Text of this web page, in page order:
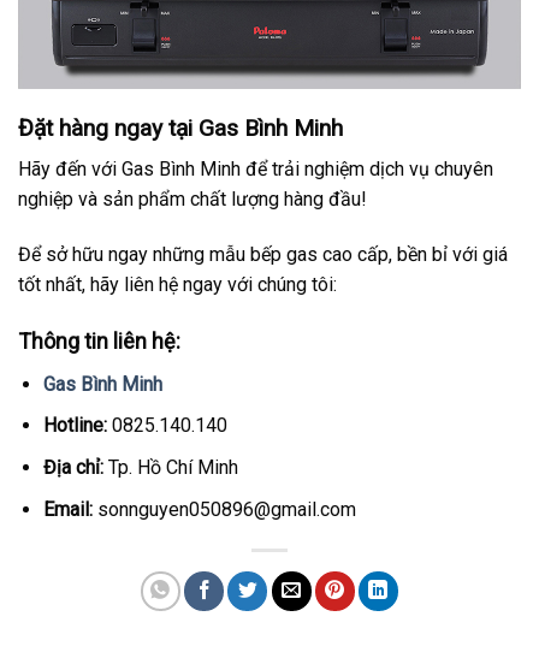
Đặt hàng ngay tại Gas Bình Minh
Hãy đến với Gas Bình Minh để trải nghiệm dịch vụ chuyên
nghiệp và sản phẩm chất lượng hàng đầu!
Để sở hữu ngay những mẫu bếp gas cao cấp, bền bỉ với giá
tốt nhất, hãy liên hệ ngay với chúng tôi:
Thông tin liên hệ:
Gas Bình Minh
Hotline:0825.140.140
Địa chỉ:Tp. Hồ Chí Minh
Email:sonnguyen050896@gmail.com